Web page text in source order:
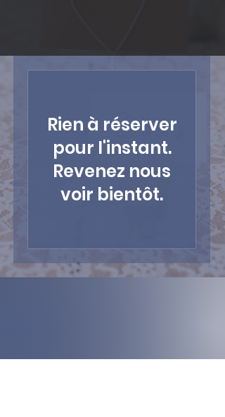
Rien à réserver
pour l'instant.
Revenez nous
voir bientôt.